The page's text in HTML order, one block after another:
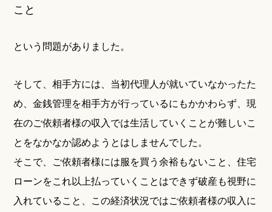
こと
という問題がありました。
そして、相手方には、当初代理人が就いていなかったた
め、金銭管理を相手方が行っているにもかかわらず、現
在のご依頼者様の収入では生活していくことが難しいこ
とをなかなか認めようとはしませんでした。
そこで、ご依頼者様には服を買う余裕もないこと、住宅
ローンをこれ以上払っていくことはできず破産も視野に
入れていること、この経済状況ではご依頼者様の収入に